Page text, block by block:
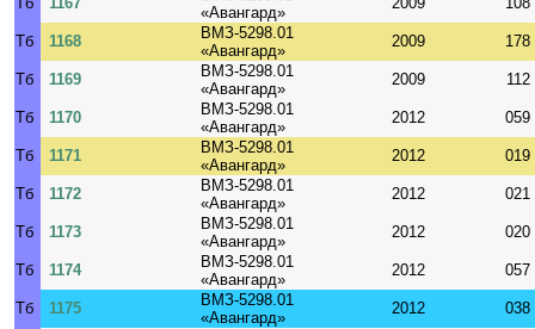
«Авангард»
Тб 1168
ВМЗ-5298.01
«Авангард»
2009 178
Тб 1169
ВМЗ-5298.01
«Авангард»
2009 112
Тб 1170
ВМЗ-5298.01
«Авангард»
2012 059
Тб 1171
ВМЗ-5298.01
«Авангард»
2012 019
Тб 1172
ВМЗ-5298.01
«Авангард»
2012 021
Тб 1173
ВМЗ-5298.01
«Авангард»
2012 020
Тб 1174
ВМЗ-5298.01
«Авангард»
2012 057
Тб 1175
ВМЗ-5298.01
«Авангард»
2012 038